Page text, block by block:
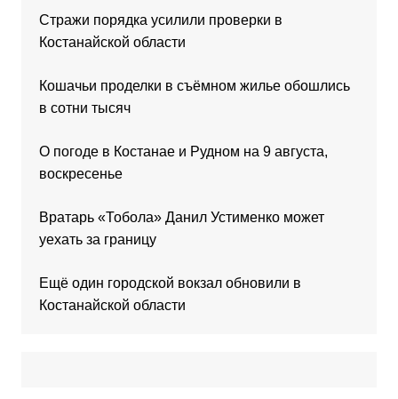
Стражи порядка усилили проверки в
Костанайской области
Кошачьи проделки в съёмном жилье обошлись
в сотни тысяч
О погоде в Костанае и Рудном на 9 августа,
воскресенье
Вратарь «Тобола» Данил Устименко может
уехать за границу
Ещё один городской вокзал обновили в
Костанайской области